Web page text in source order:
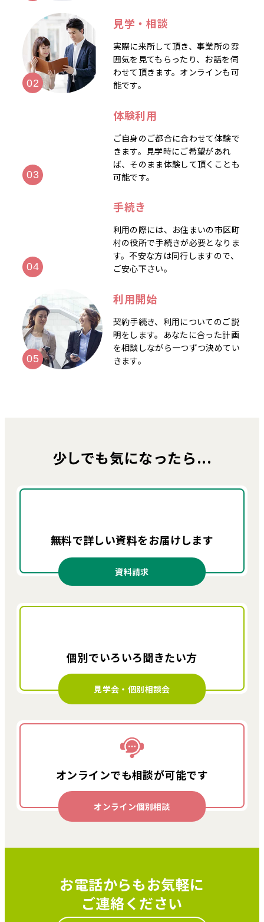
見学・相談
実際に来所して頂き、事業所の雰
囲気を見てもらったり、お話を伺
わせて頂きます。オンラインも可
能です。
体験利用
ご自身のご都合に合わせて体験で
きます。見学時にご希望があれ
ば、そのまま体験して頂くことも
可能です。
手続き
利用の際には、お住まいの市区町
村の役所で手続きが必要となりま
す。不安な方は同行しますので、
ご安心下さい。
利用開始
契約手続き、利用についてのご説
明をします。あなたに合った計画
を相談しながら一つずつ決めてい
きます。
少しでも気になったら...
無料で詳しい資料をお届けします
資料請求
個別でいろいろ聞きたい方
見学会・個別相談会
オンラインでも相談が可能です
オンライン個別相談
お電話からもお気軽に
ご連絡ください